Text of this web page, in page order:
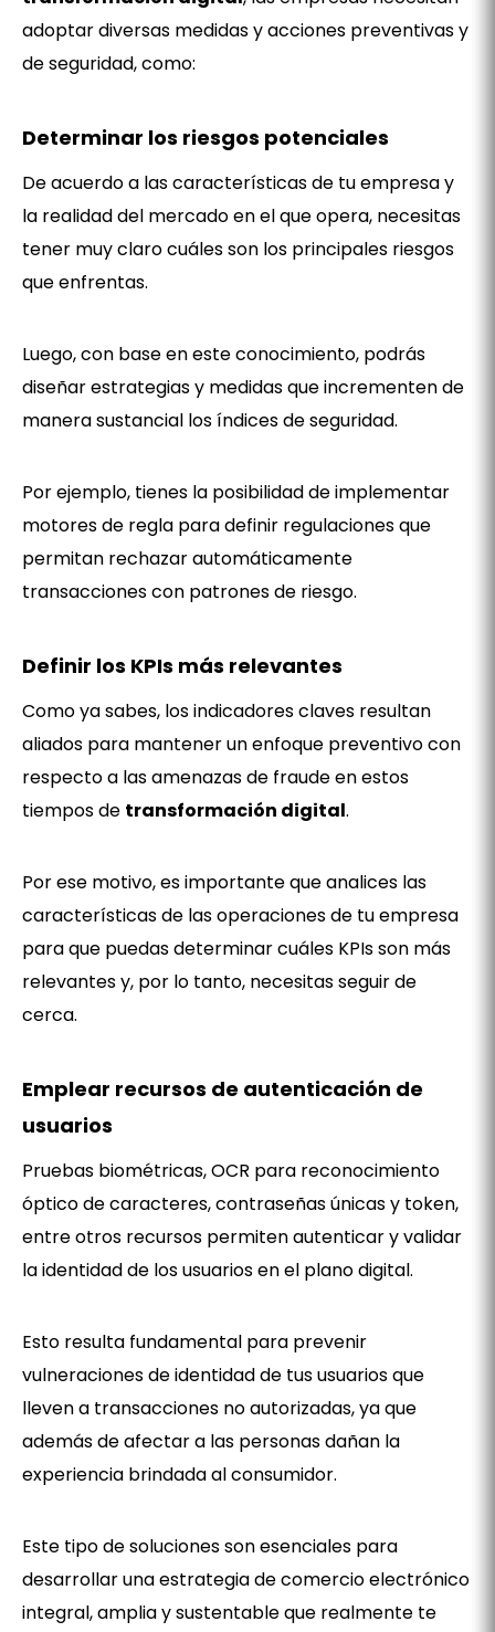
adoptar diversas medidas y acciones preventivas y
de seguridad, como:
Determinar los riesgos potenciales
De acuerdo a las características de tu empresa y
la realidad del mercado en el que opera, necesitas
tener muy claro cuáles son los principales riesgos
que enfrentas.
Luego, con base en este conocimiento, podrás
diseñar estrategias y medidas que incrementen de
manera sustancial los índices de seguridad.
Por ejemplo, tienes la posibilidad de implementar
motores de regla para definir regulaciones que
permitan rechazar automáticamente
transacciones con patrones de riesgo.
Definir los KPIs más relevantes
Como ya sabes, los indicadores claves resultan
aliados para mantener un enfoque preventivo con
respecto a las amenazas de fraude en estos
tiempos de transformación digital.
Por ese motivo, es importante que analices las
características de las operaciones de tu empresa
para que puedas determinar cuáles KPIs son más
relevantes y, por lo tanto, necesitas seguir de
cerca.
Emplear recursos de autenticación de
usuarios
Pruebas biométricas, OCR para reconocimiento
óptico de caracteres, contraseñas únicas y token,
entre otros recursos permiten autenticar y validar
la identidad de los usuarios en el plano digital.
Esto resulta fundamental para prevenir
vulneraciones de identidad de tus usuarios que
lleven a transacciones no autorizadas, ya que
además de afectar a las personas dañan la
experiencia brindada al consumidor.
Este tipo de soluciones son esenciales para
desarrollar una estrategia de comercio electrónico
integral, amplia y sustentable que realmente te